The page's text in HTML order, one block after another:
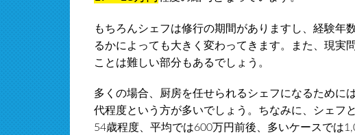
もちろんシェフは修行の期間がありますし、経験年
るかによっても大きく変わってきます。また、現実
ことは難しい部分もあるでしょう。
多くの場合、厨房を任せられるシェフになるために
代程度という方が多いでしょう。ちなみに、シェフ
54歳程度、平均では600万円前後、多いケースでは